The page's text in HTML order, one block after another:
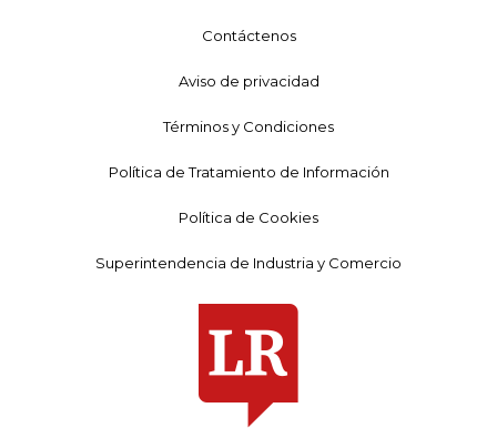
Contáctenos
Aviso de privacidad
Términos y Condiciones
Política de Tratamiento de Información
Política de Cookies
Superintendencia de Industria y Comercio